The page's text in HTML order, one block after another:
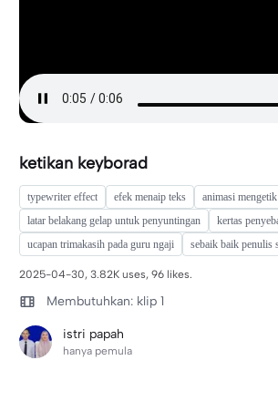
ketikan keyborad
typewriter effect efek menaip teks animasi
latar belakang gelap untuk penyuntingan
kertas
ucapan trimakasih pada guru ngaji
sebaik baik penulis
2025-04-30, 3.82K uses, 96 likes.
Membutuhkan: klip 1
istri papah
hanya pemula